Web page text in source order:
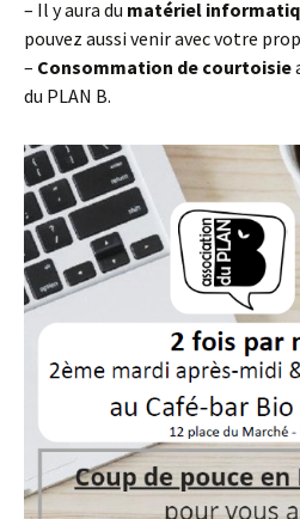
– Il y aura du matériel
pouvez aussi venir avec votre
– Consommation de courtoisie
du PLAN B.